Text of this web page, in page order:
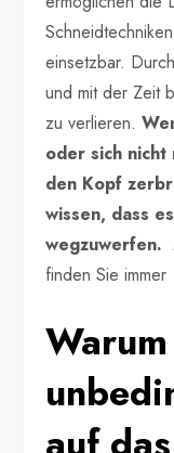
einsetzbar.
und mit der Zeit
zu verlieren.
oder sich nicht
den Kopf
wissen, dass
wegzuwerfen.
finden Sie immer